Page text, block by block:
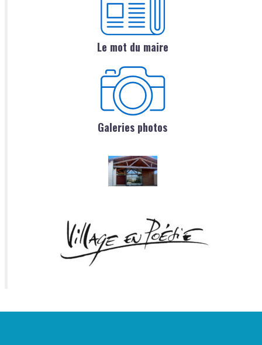
Le mot du maire
Galeries photos